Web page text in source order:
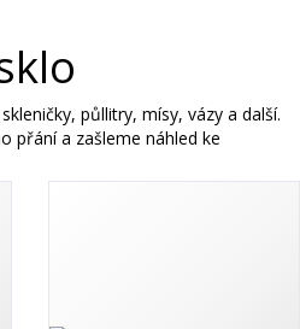
půllitry, mísy, vázy a další.
přání a zašleme náhled ke